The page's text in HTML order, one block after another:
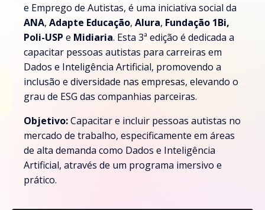
e Emprego de Autistas, é uma iniciativa social da
ANA, Adapte Educação, Alura, Fundação 1Bi,
Poli-USP e Midiaria. Esta 3ª edição é dedicada a
capacitar pessoas autistas para carreiras em
Dados e Inteligência Artificial, promovendo a
inclusão e diversidade nas empresas, elevando o
grau de ESG das companhias parceiras.
Objetivo:Capacitar e incluir pessoas autistas no
mercado de trabalho, especificamente em áreas
de alta demanda como Dados e Inteligência
Artificial, através de um programa imersivo e
prático.